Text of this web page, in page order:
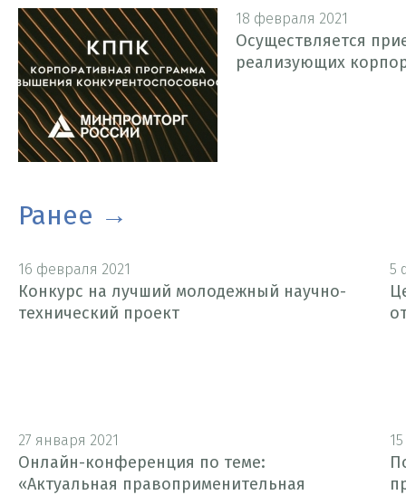
18 февраля 2021
Осуществляется
реализующих
16 февраля 2021
Конкурс на лучший молодежный научно-
технический проект
5
27 января 2021
Онлайн-конференция по теме:
«Актуальная правоприменительная
Ранее